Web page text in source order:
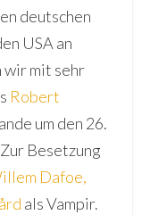
deutschen
USA an
wir mit sehr
Robert
um den 26.
Besetzung
Dafoe,
als Vampir.